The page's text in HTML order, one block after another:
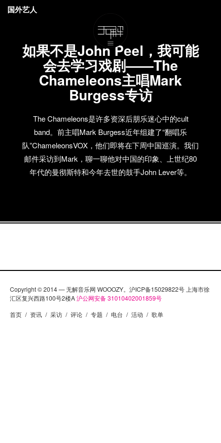
如果不是John Peel，我可能
会去学习戏剧——The
Chameleons主唱Mark
Burgess专访
The Chameleons是许多资深后朋乐迷心中的cult
band。前主唱Mark Burgess近年组建了“翻唱乐
队”ChameleonsVOX，他们即将在下周中国巡演。我们
邮件采访到Mark，聊一聊他对中国的印象、上世纪80
年代的曼彻斯特和今年去世的鼓手John Lever等。
国外艺人
Copyright © 2014 — 无解音乐网 WOOOZY。沪ICP备15029822号 上海市徐
汇区复兴西路100号2楼A沪公网安备 31010402001859号
首页 / 资讯 / 采访 / 评论 / 专题 / 电台 / 活动 / 歌单